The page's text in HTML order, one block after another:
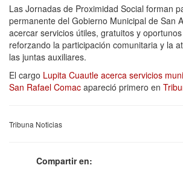
Las Jornadas de Proximidad Social forman
permanente del Gobierno Municipal de San
acercar servicios útiles, gratuitos y
reforzando la participación comunitaria y la
las juntas auxiliares.
El cargo Lupita Cuautle acerca servicios
San Rafael Comac apareció primero en
Tribuna Noticias
Compartir en: